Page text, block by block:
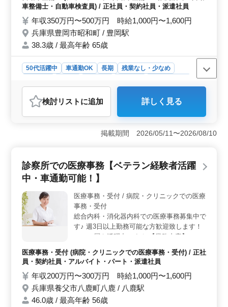
交換・取り付け・補修 ・トラブルシューテ
ィング時の整備業務全般 ・カーナビ・ETC
の設置 ・オーディオ・ナビ等の取付け ・主
に自家用車、営業車、小型貨物 等 《備考》
・社会保険完備 ・交通費：実費支給 ＊ベテ
気軽にお問い合わせください。 ご応募お待
ちしております♪
車整備士・自動車検査員) / 正社員・契約社員・派遣社員
年収350万円〜500万円 時給1,000円〜1,600円
兵庫県豊岡市昭和町 / 豊岡駅
38.3歳 / 最高年齢 65歳
50代活躍中 車通勤OK 長期
残業なし・少なめ
おすすめポイント
＜安定の週休2日制とマイカー通勤＞ メリハリのある働
き方が魅力！この自動車整備士の求人は、週休2日制で働
きます。また、マイカー通勤が可能なので、通勤もスト
経験者の方歓迎！ベテランの整備士経験者の方を積極採
用中です。5年以上の自動車整備経験がある方にぴったり
の求人です。安心して仕事に取り組め、自分のスキルを
発揮できる場が広がっています。 ＜多岐にわたる業
務領域＞ さまざまな整備業務が魅力！車検や定期点
検、納車整備など、様々な整備業務に携わります。部品
の交換や取り付け、トラブルシューティングなど、幅広
検討リスト に追加 詳しく見る
掲載期間 2026/05/11〜2026/08/10
診察所での医療事務【ベテラン経験者活躍
中・車通勤可能！】
医療事務・受付 / 病院・クリニックでの医療
事務・受付
総合内科・消化器内科での医療事務募集中で
す♪ 週3日以上勤務可能な方歓迎致します！
シニア層も活躍中です☆ 【業務内容】 ・受
・カルテ作成 ・レセプト作成 ・診療補助 ＊
50代もご活躍中です☆ ＊残業少なめ！ ＊車
通勤可能！ 医療事務、医療秘書、クラーク
等今までの経験を活かして働ける方を募集！
皆様のご応募お待ちしております＼＾＾／
医療事務・受付 (病院・クリニックでの医療事務・受付) / 正社
員・契約社員・アルバイト・パート・派遣社員
年収200万円〜300万円 時給1,000円〜1,600円
兵庫県養父市八鹿町八鹿 / 八鹿駅
46.0歳 / 最高年齢 56歳